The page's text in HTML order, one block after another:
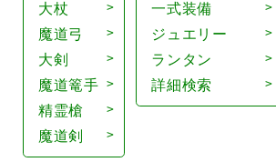
大杖
魔道弓
大剣
魔道篭手
精霊槍
魔道剣
一式装備
ジュエリー
ランタン
詳細検索